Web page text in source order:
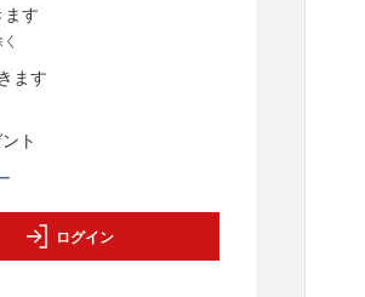
ます
ます
ト
ログイン